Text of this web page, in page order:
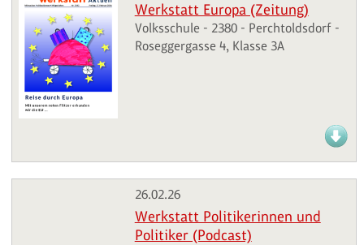
Werkstatt Europa (Zeitung)
Volksschule - 2380 - Perchtoldsdorf -
Roseggergasse 4, Klasse 3A
26.02.26
Werkstatt Politikerinnen und
Politiker (Podcast)